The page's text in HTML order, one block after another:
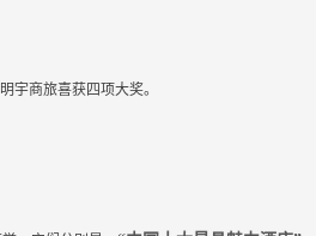
明宇商旅喜获四项大奖。